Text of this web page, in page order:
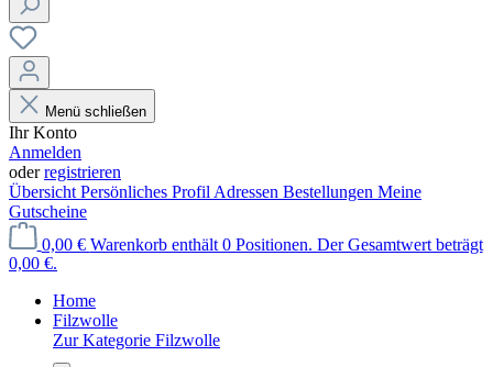
Menü schließen
Ihr Konto
Anmelden
oderregistrieren
Übersicht Persönliches Profil Adressen Bestellungen Meine
Gutscheine
0,00 € Warenkorb enthält 0 Positionen. Der Gesamtwert beträgt
0,00 €.
Home
Filzwolle
Zur Kategorie Filzwolle